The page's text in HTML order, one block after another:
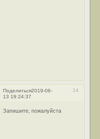
Поделиться 14
2019-06-
13 19:24:37
Запишите, пожалуйста